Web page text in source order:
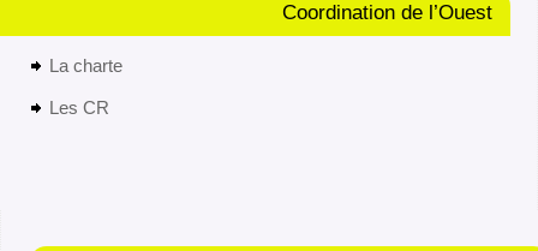
Coordination de l’Ouest
La charte
Les CR